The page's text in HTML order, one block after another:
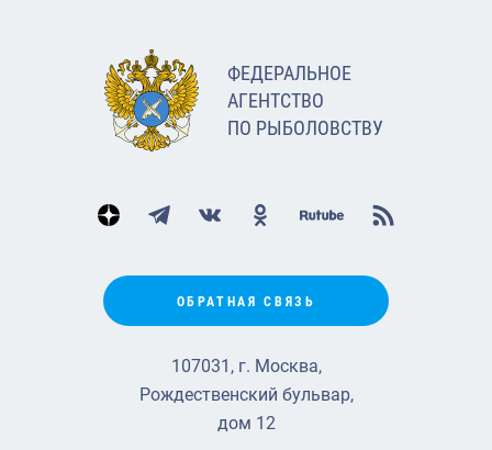
ФЕДЕРАЛЬНОЕ
АГЕНТСТВО
ПО РЫБОЛОВСТВУ
ОБРАТНАЯ СВЯЗЬ
107031, г. Москва,
Рождественский бульвар,
дом 12